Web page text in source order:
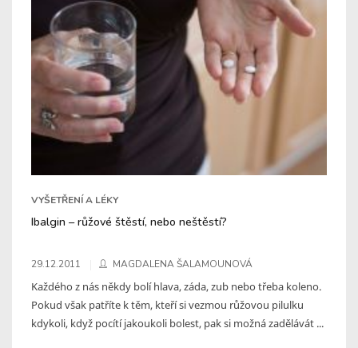
VYŠETŘENÍ A LÉKY
Ibalgin – růžové štěstí, nebo neštěstí?
29.12.2011 MAGDALENA ŠALAMOUNOVÁ
Každého z nás někdy bolí hlava, záda, zub nebo třeba koleno.
Pokud však patříte k těm, kteří si vezmou růžovou pilulku
kdykoli, když pocítí jakoukoli bolest, pak si možná zadělávát ...